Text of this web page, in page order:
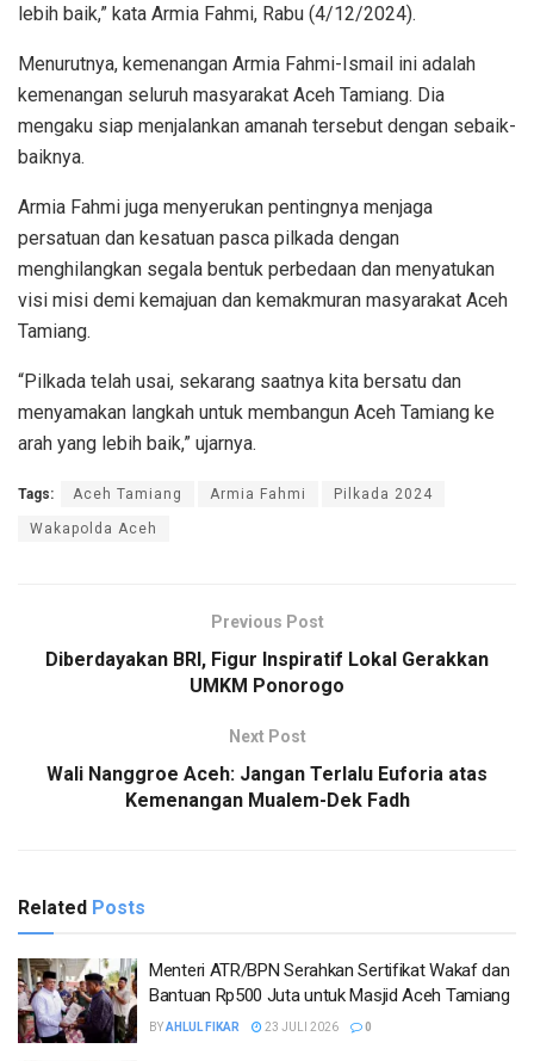
lebih baik,” kata Armia Fahmi, Rabu (4/12/2024).
Menurutnya, kemenangan Armia Fahmi-Ismail ini adalah
kemenangan seluruh masyarakat Aceh Tamiang. Dia
mengaku siap menjalankan amanah tersebut dengan sebaik-
baiknya.
Armia Fahmi juga menyerukan pentingnya menjaga
persatuan dan kesatuan pasca pilkada dengan
menghilangkan segala bentuk perbedaan dan menyatukan
visi misi demi kemajuan dan kemakmuran masyarakat Aceh
Tamiang.
“Pilkada telah usai, sekarang saatnya kita bersatu dan
menyamakan langkah untuk membangun Aceh Tamiang ke
arah yang lebih baik,” ujarnya.
Tags: Aceh Tamiang Armia Fahmi Pilkada 2024
Wakapolda Aceh
Previous Post
Diberdayakan BRI, Figur Inspiratif Lokal Gerakkan
UMKM Ponorogo
Next Post
Wali Nanggroe Aceh: Jangan Terlalu Euforia atas
Kemenangan Mualem-Dek Fadh
Related Posts
Menteri ATR/BPN Serahkan Sertifikat Wakaf dan
Bantuan Rp500 Juta untuk Masjid Aceh Tamiang
BYAHLUL FIKAR 23 JULI 2026 0